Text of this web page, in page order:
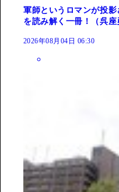
軍師というロマンが投
を読み解く一冊！（呉座
2026年08月04日 06:30